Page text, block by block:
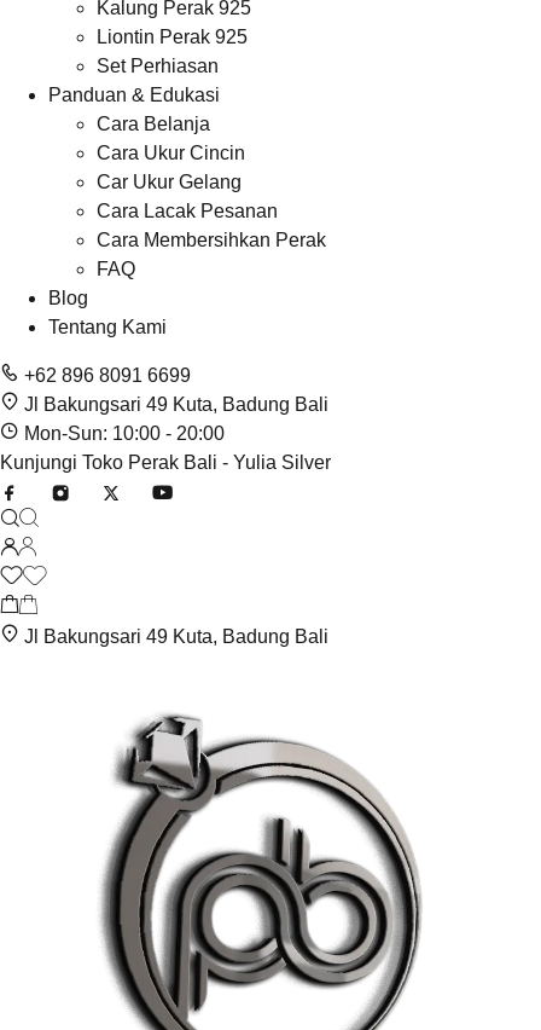
Kalung Perak 925
Liontin Perak 925
Set Perhiasan
Panduan & Edukasi
Cara Belanja
Cara Ukur Cincin
Car Ukur Gelang
Cara Lacak Pesanan
Cara Membersihkan Perak
FAQ
Blog
Tentang Kami
+62 896 8091 6699
Jl Bakungsari 49 Kuta, Badung Bali
Mon-Sun: 10:00 - 20:00
Kunjungi Toko Perak Bali - Yulia Silver
Jl Bakungsari 49 Kuta, Badung Bali